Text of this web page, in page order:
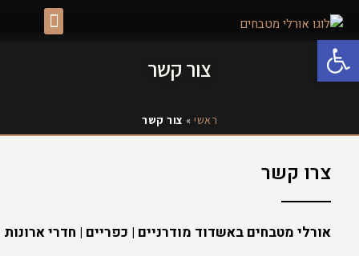
פתח סרגל נגישות
צור קשר
ראשי » צור קשר
צרו קשר
אורלי מטבחים באשדוד מודרניים | כפריים | חדרי ארונות